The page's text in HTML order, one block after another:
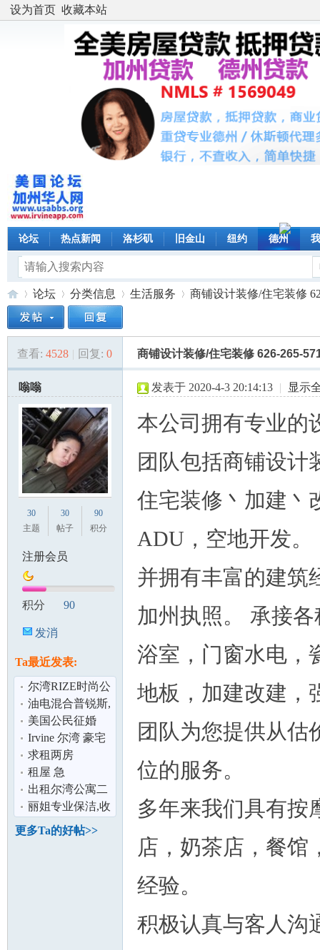
设为首页 收藏本站
论坛 热点新闻 洛杉矶 旧金山 纽约 德州
美»
论坛
›
分类信息 生活服务
›
商铺设计装修/住宅装修
查看: 4528 | 回复: 0 商铺设计装修/住宅装修 626-265-
嗡嗡
30
主题
30
帖子
90
积分
注册会员
积分 90
发消
Ta最近发表:
尔湾RIZE时尚公
寓-次卧出租
$1250/m
油电混合普锐斯,
省油神车,皮椅高
配,TOYOTA
美国公民征婚
Irvine 尔湾 豪宅
轻松做月子 －华
美之家
求租两房
租屋 急
出租尔湾公寓二
房二厅二卫
丽姐专业保洁,收
纳整理
更多Ta的好帖>>
发表于 2020-4-3 20:14:13 | 显示
本公司拥有专业的
团队包括商铺设计
住宅装修丶加建丶
ADU，空地开发。
并拥有丰富的建筑
加州执照。 承接
浴室，门窗水电，
地板，加建改建，
团队为您提供从估
位的服务。
多年来我们具有按
店，奶茶店，餐馆
经验。
积极认真与客人沟